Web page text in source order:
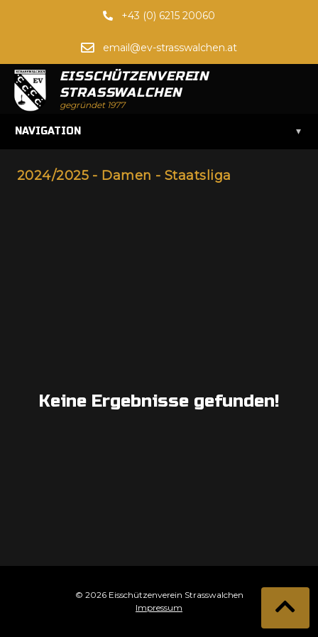
+43 (0) 6215 20060
email@ev-strasswalchen.at
EISSCHÜTZENVEREIN
STRASSWALCHEN
gegründet 1977
NAVIGATION ▾
2024/2025 - Damen - Staatsliga
Keine Ergebnisse gefunden!
© 2026 Eisschützenverein Strasswalchen
Impressum